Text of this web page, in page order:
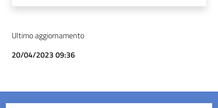
Ultimo aggiornamento
20/04/2023 09:36